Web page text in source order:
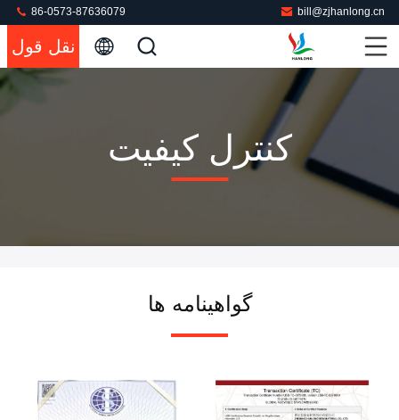
bill@zjhanlong.cn
86-0573-87636079
نقل قول
کنترل کیفیت
گواهینامه ها